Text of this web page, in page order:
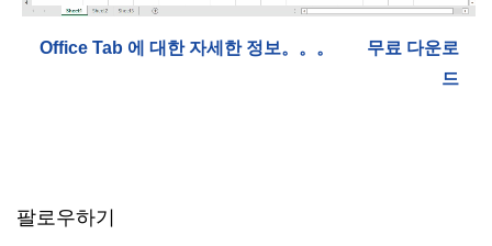
Office Tab 에 대한 자세한 정보。。。
무료 다운로
드
팔로우하기